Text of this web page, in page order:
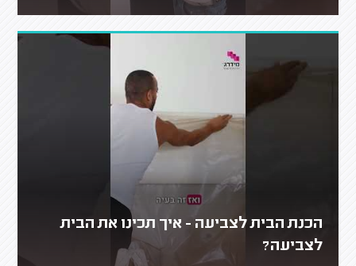
הכנת הבית לצביעה - איך תכינו את הבית
לצביעה?